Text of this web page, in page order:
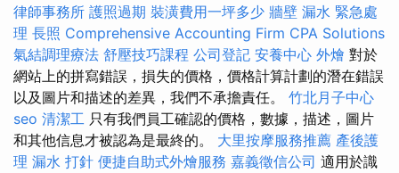
律師事務所 護照過期 裝潢費用一坪多少 牆壁 漏水 緊急處
理 長照 Comprehensive Accounting Firm CPA Solutions
氣結調理療法 舒壓技巧課程 公司登記 安養中心 外燴 對於
網站上的拼寫錯誤，損失的價格，價格計算計劃的潛在錯誤
以及圖片和描述的差異，我們不承擔責任。 竹北月子中心
seo 清潔工 只有我們員工確認的價格，數據，描述，圖片
和其他信息才被認為是最終的。 大里按摩服務推薦 產後護
理 漏水 打針 便捷自助式外燴服務 嘉義徵信公司 適用於識